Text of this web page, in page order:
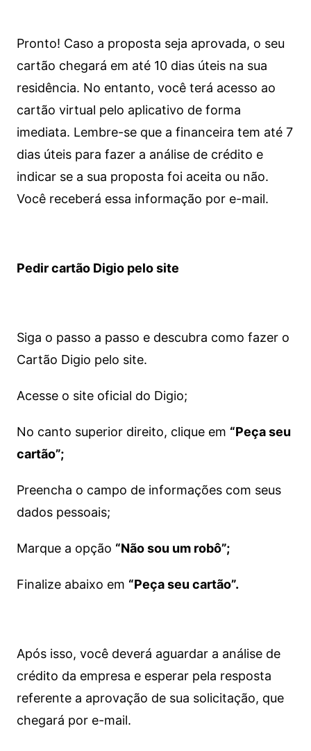
Pronto! Caso a proposta seja aprovada, o seu
cartão chegará em até 10 dias úteis na sua
residência. No entanto, você terá acesso ao
cartão virtual pelo aplicativo de forma
imediata. Lembre-se que a financeira tem até 7
dias úteis para fazer a análise de crédito e
indicar se a sua proposta foi aceita ou não.
Você receberá essa informação por e-mail.
Pedir cartão Digio pelo site
Siga o passo a passo e descubra como fazer o
Cartão Digio pelo site.
Acesse o site oficial do Digio;
No canto superior direito, clique em “Peça seu
cartão”;
Preencha o campo de informações com seus
dados pessoais;
Marque a opção “Não sou um robô”;
Finalize abaixo em “Peça seu cartão”.
Após isso, você deverá aguardar a análise de
crédito da empresa e esperar pela resposta
referente a aprovação de sua solicitação, que
chegará por e-mail.